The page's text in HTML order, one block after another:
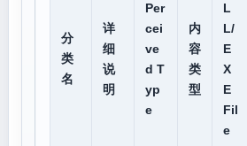
分
类
名
详
细
说
明
Per
cei
ve
d T
yp
e
内
容
类
型
L
L/
E
X
E
Fil
e